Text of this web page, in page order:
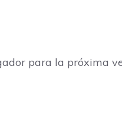
para la próxima